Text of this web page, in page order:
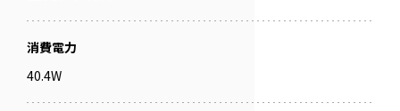
消費電力
40.4W